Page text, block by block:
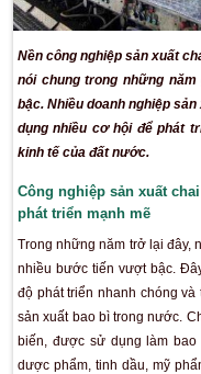
Nền công nghiệp sản
nói chung trong
bậc. Nhiều doanh
dụng nhiều cơ hội để
kinh tế của đất nước.
Công nghiệp sản